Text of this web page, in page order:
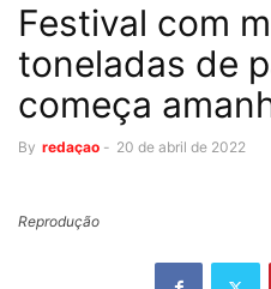
Festival com
toneladas de
começa
By redaçao - 20 de abril de 2022
Reprodução